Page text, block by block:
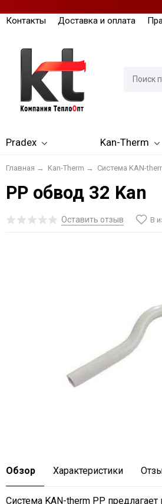
Контакты Доставка и оплата
Pradex Kan-Therm
Главная → Kan-Therm → Система KAN-
PP обвод 32 Kan
Оставить отзыв В
Обзор Характеристики
Система KAN-therm PP